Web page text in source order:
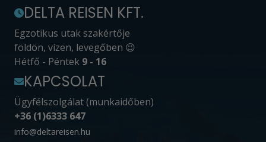
DELTA REISEN KFT.
Egzotikus utak szakértője
földön, vízen, levegőben 😉
Hétfő - Péntek 9 - 16
KAPCSOLAT
Ügyfélszolgálat (munkaidőben)
+36 (1)6333 647
info@deltareisen.hu